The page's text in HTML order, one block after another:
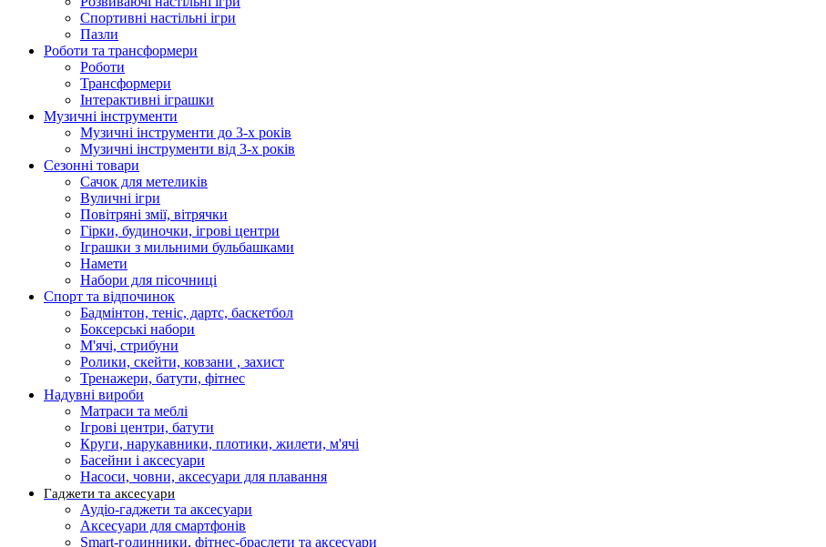
Спортивні настільні ігри
Пазли
Роботи та трансформери
Роботи
Трансформери
Інтерактивні іграшки
Музичні інструменти
Музичні інструменти до 3-х років
Музичні інструменти від 3-х років
Сезонні товари
Сачок для метеликів
Вуличні ігри
Повітряні змії, вітрячки
Гірки, будиночки, ігрові центри
Іграшки з мильними бульбашками
Намети
Набори для пісочниці
Спорт та відпочинок
Бадмінтон, теніс, дартс, баскетбол
Боксерські набори
М'ячі, стрибуни
Ролики, скейти, ковзани , захист
Тренажери, батути, фітнес
Надувні вироби
Матраси та меблі
Ігрові центри, батути
Круги, нарукавники, плотики, жилети, м'ячі
Басейни і аксесуари
Насоси, човни, аксесуари для плавання
Гаджети та аксесуари
Аудіо-гаджети та аксесуари
Аксесуари для смартфонів
Smart-годинники, фітнес-браслети та аксесуари